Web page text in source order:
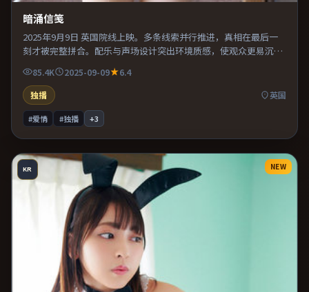
暗涌信笺
2025年9月9日 英国院线上映。多条线索并行推进，真相在最后一
刻才被完整拼合。配乐与声场设计突出环境质感，使观众更易沉浸
其中。既有类型片爽感，也保留作者表达，口碑潜力不俗。
85.4K 2025-09-09
6.4
独播
英国
#爱情 #独播 +3
KR NEW